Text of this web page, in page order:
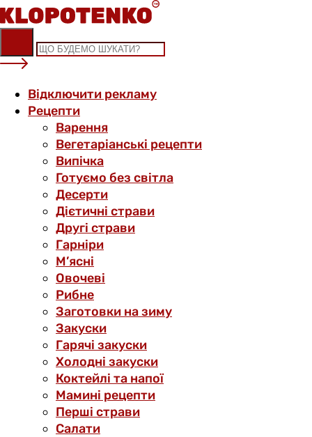
Skip
to
content
Відключити рекламу
Рецепти
Варення
Вегетаріанські рецепти
Випічка
Готуємо без світла
Десерти
Дієтичні страви
Другі страви
Гарніри
М’ясні
Овочеві
Рибне
Заготовки на зиму
Закуски
Гарячі закуски
Холодні закуски
Коктейлі та напої
Мамині рецепти
Перші страви
Салати